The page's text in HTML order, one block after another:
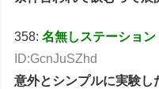
358:名無しステーション
ID:GcnJuSZhd
意外とシンプルに実験し